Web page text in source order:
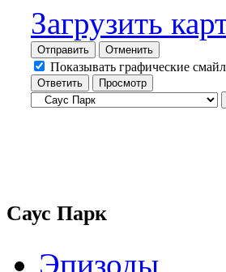
Загрузить
Отправить Отменить
Показывать графические
Саус Парк
Эпизоды